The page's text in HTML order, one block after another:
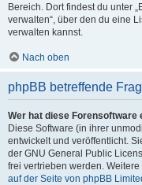
Bereich. Dort findest du unter
verwalten“, über den du eine
verwalten kannst.
Nach oben
phpBB betreffende
Wer hat diese Forensoftware
Diese Software (in ihrer
entwickelt und veröffentlicht.
der GNU General Public
frei vertrieben werden.
auf der Seite von phpBB